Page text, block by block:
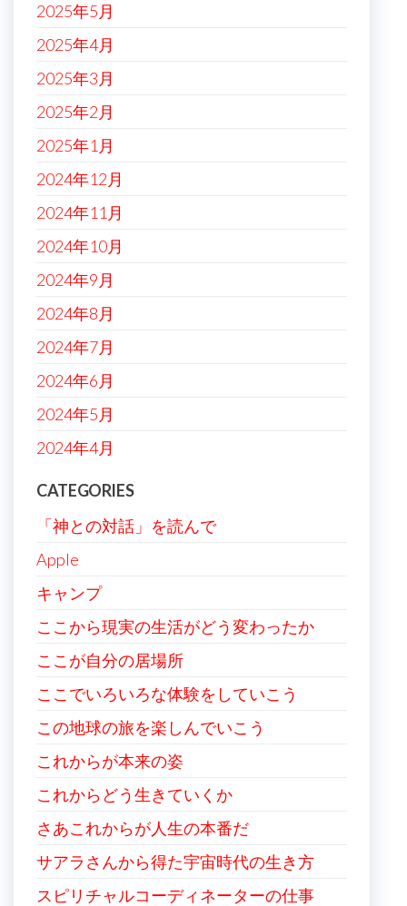
2025年5月
2025年4月
2025年3月
2025年2月
2025年1月
2024年12月
2024年11月
2024年10月
2024年9月
2024年8月
2024年7月
2024年6月
2024年5月
2024年4月
CATEGORIES
「神との対話」を読んで
Apple
キャンプ
ここから現実の生活がどう変わったか
ここが自分の居場所
ここでいろいろな体験をしていこう
この地球の旅を楽しんでいこう
これからが本来の姿
これからどう生きていくか
さあこれからが人生の本番だ
サアラさんから得た宇宙時代の生き方
スピリチャルコーディネーターの仕事